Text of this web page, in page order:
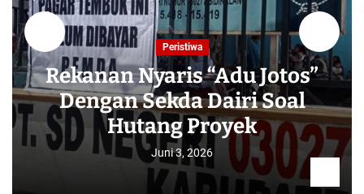
Peristiwa
Rekanan Nyaris “Adu Jotos”
Dengan Sekda Dairi Soal
Hutang Proyek
Juni 3, 2026